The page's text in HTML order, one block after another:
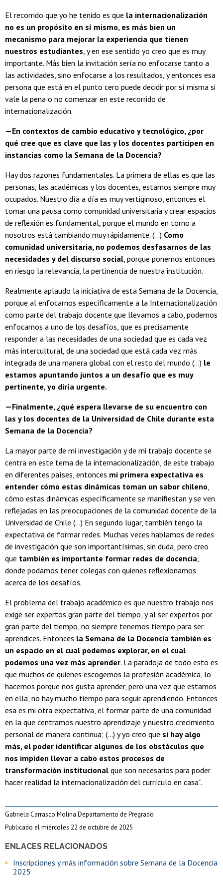
ENLACES RELACIONADOS
Inscripciones y más información sobre Semana de la Docencia
2025
El recorrido que yo he tenido es que la internacionalización
no es un propósito en sí mismo, es más bien un
mecanismo para mejorar la experiencia que tienen
nuestros estudiantes, y en ese sentido yo creo que es muy
importante. Más bien la invitación sería no enfocarse tanto a
las actividades, sino enfocarse a los resultados, y entonces esa
persona que está en el punto cero puede decidir por sí misma si
vale la pena o no comenzar en este recorrido de
internacionalización.
—En contextos de cambio educativo y tecnológico, ¿por
qué cree que es clave que las y los docentes participen en
instancias como la Semana de la Docencia?
Hay dos razones fundamentales. La primera de ellas es que las
personas, las académicas y los docentes, estamos siempre muy
ocupados. Nuestro día a día es muy vertiginoso, entonces el
tomar una pausa como comunidad universitaria y crear espacios
de reflexión es fundamental, porque el mundo en torno a
nosotros está cambiando muy rápidamente. (...) Como
comunidad universitaria, no podemos desfasarnos de las
necesidades y del discurso social, porque ponemos entonces
en riesgo la relevancia, la pertinencia de nuestra institución.
Realmente aplaudo la iniciativa de esta Semana de la Docencia,
porque al enfocarnos específicamente a la Internacionalización
como parte del trabajo docente que llevamos a cabo, podemos
enfocarnos a uno de los desafíos, que es precisamente
responder a las necesidades de una sociedad que es cada vez
más intercultural, de una sociedad que está cada vez más
integrada de una manera global con el resto del mundo (...) le
estamos apuntando juntos a un desafío que es muy
pertinente, yo diría urgente.
—Finalmente, ¿qué espera llevarse de su encuentro con
las y los docentes de la Universidad de Chile durante esta
Semana de la Docencia?
La mayor parte de mi investigación y de mi trabajo docente se
centra en este tema de la internacionalización, de este trabajo
en diferentes países, entonces mi primera expectativa es
entender cómo estas dinámicas toman un sabor chileno,
cómo estas dinámicas específicamente se manifiestan y se ven
reflejadas en las preocupaciones de la comunidad docente de la
Universidad de Chile (...) En segundo lugar, también tengo la
expectativa de formar redes. Muchas veces hablamos de redes
de investigación que son importantísimas, sin duda, pero creo
que también es importante formar redes de docencia,
donde podamos tener colegas con quienes reflexionamos
acerca de los desafíos.
El problema del trabajo académico es que nuestro trabajo nos
exige ser expertos gran parte del tiempo, y al ser expertos por
gran parte del tiempo, no siempre tenemos tiempo para ser
aprendices. Entonces la Semana de la Docencia también es
un espacio en el cual podemos explorar, en el cual
podemos una vez más aprender. La paradoja de todo esto es
que muchos de quienes escogemos la profesión académica, lo
hacemos porque nos gusta aprender, pero una vez que estamos
en ella, no hay mucho tiempo para seguir aprendiendo. Entonces
esa es mi otra expectativa, el formar parte de una comunidad
en la que centramos nuestro aprendizaje y nuestro crecimiento
personal de manera continua; (...) y yo creo que si hay algo
más, el poder identificar algunos de los obstáculos que
nos impiden llevar a cabo estos procesos de
transformación institucional que son necesarios para poder
hacer realidad la internacionalización del currículo en casa”.
Gabriela Carrasco Molina Departamento de Pregrado
Publicado el miércoles 22 de octubre de 2025